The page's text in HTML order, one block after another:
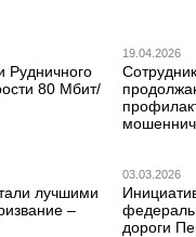
Рудничного
80 Мбит/
19.04.2026
лучшими
–
03.03.2026
дороги